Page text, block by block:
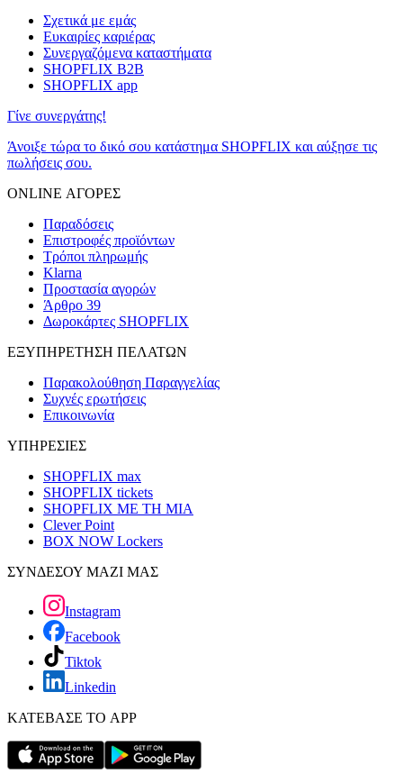
Σχετικά με εμάς
Ευκαιρίες καριέρας
Συνεργαζόμενα καταστήματα
SHOPFLIX B2B
SHOPFLIX app
Γίνε συνεργάτης!
Άνοιξε τώρα το δικό σου κατάστημα SHOPFLIX και αύξησε τις
πωλήσεις σου.
ONLINE ΑΓΟΡΕΣ
Παραδόσεις
Επιστροφές προϊόντων
Τρόποι πληρωμής
Klarna
Προστασία αγορών
Άρθρο 39
Δωροκάρτες SHOPFLIX
ΕΞΥΠΗΡΕΤΗΣΗ ΠΕΛΑΤΩΝ
Παρακολούθηση Παραγγελίας
Συχνές ερωτήσεις
Επικοινωνία
ΥΠΗΡΕΣΙΕΣ
SHOPFLIX max
SHOPFLIX tickets
SHOPFLIX ΜΕ ΤΗ ΜΙΑ
Clever Point
BOX NOW Lockers
ΣΥΝΔΕΣΟΥ ΜΑΖΙ ΜΑΣ
Instagram
Facebook
Tiktok
Linkedin
ΚΑΤΕΒΑΣΕ ΤΟ APP